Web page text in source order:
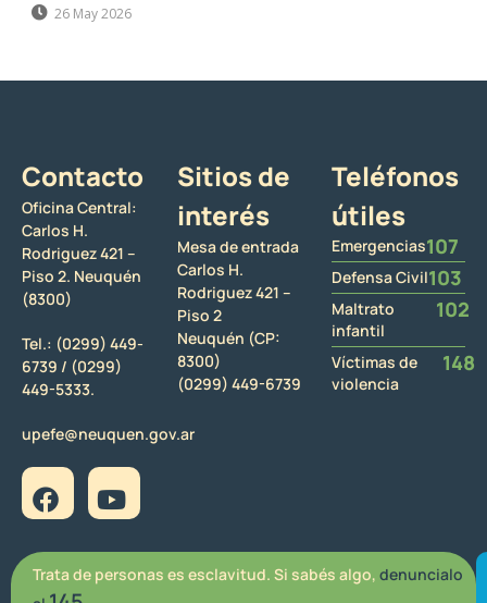
26 May 2026
Contacto
Oficina Central:
Carlos H.
Rodriguez 421 –
Piso 2. Neuquén
(8300)
Tel.: (0299) 449-
6739 / (0299)
449-5333.
upefe@neuquen.gov.ar
Sitios de
interés
Mesa de entrada
Carlos H.
Rodriguez 421 –
Piso 2
Neuquén (CP:
8300)
(0299) 449-6739
Teléfonos
útiles
Emergencias107
Defensa Civil103
Maltrato
infantil
102
Víctimas de
violencia
148
Trata de personas es esclavitud. Si sabés algo, denuncialo